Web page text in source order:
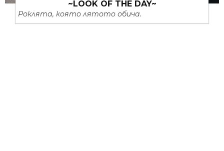
~LOOK OF THE DAY~
Роклята, която лятото обича.